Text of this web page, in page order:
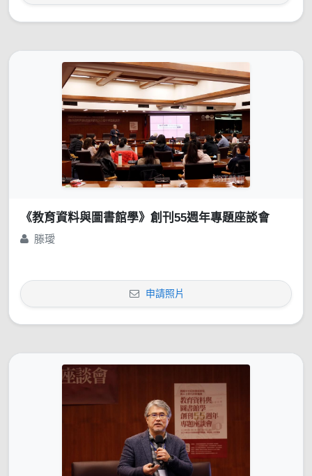
《教育資料與圖書館學》創刊55週年專題座談會
滕璦
申請照片